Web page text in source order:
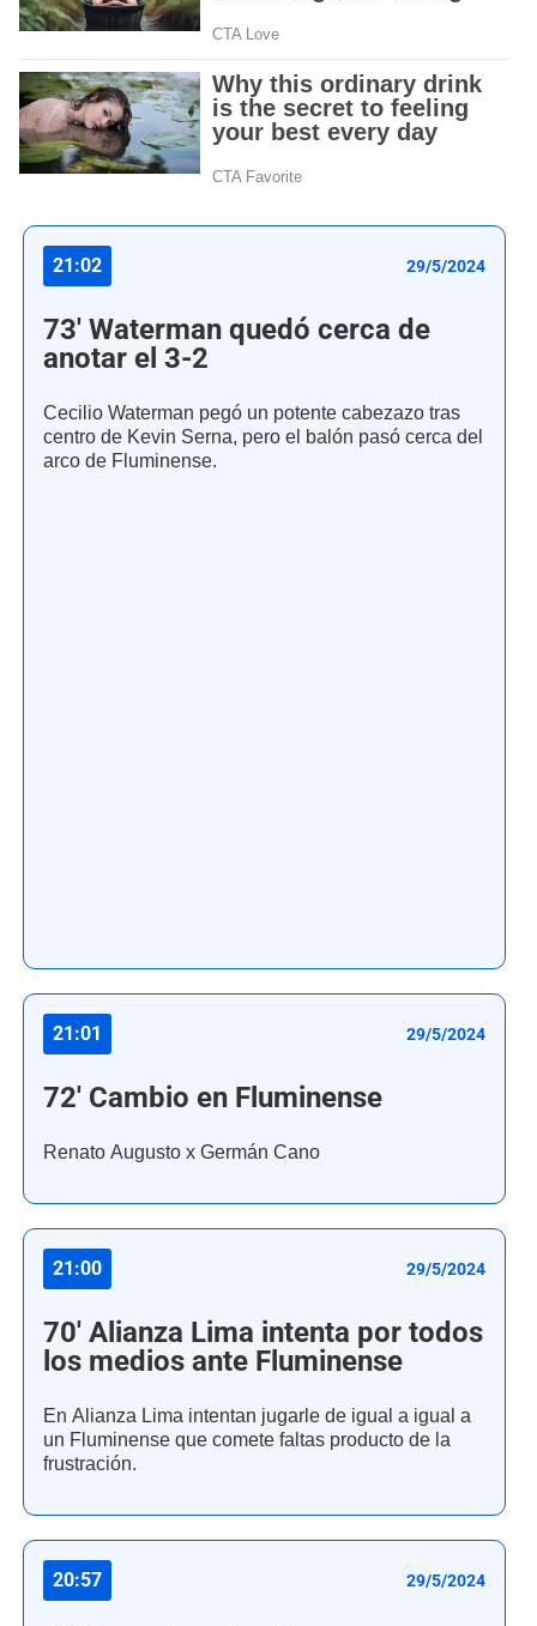
21:02 29/5/2024
73' Waterman quedó cerca de
anotar el 3-2
Cecilio Waterman pegó un potente cabezazo tras
centro de Kevin Serna, pero el balón pasó cerca del
arco de Fluminense.
21:01 29/5/2024
72' Cambio en Fluminense
Renato Augusto x Germán Cano
21:00 29/5/2024
70' Alianza Lima intenta por todos
los medios ante Fluminense
En Alianza Lima intentan jugarle de igual a igual a
un Fluminense que comete faltas producto de la
frustración.
20:57 29/5/2024